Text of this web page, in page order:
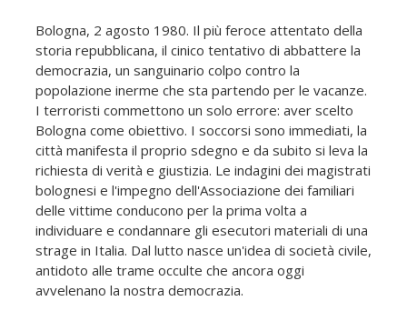
Bologna, 2 agosto 1980. Il più feroce attentato della
storia repubblicana, il cinico tentativo di abbattere la
democrazia, un sanguinario colpo contro la
popolazione inerme che sta partendo per le vacanze.
I terroristi commettono un solo errore: aver scelto
Bologna come obiettivo. I soccorsi sono immediati, la
città manifesta il proprio sdegno e da subito si leva la
richiesta di verità e giustizia. Le indagini dei magistrati
bolognesi e l'impegno dell'Associazione dei familiari
delle vittime conducono per la prima volta a
individuare e condannare gli esecutori materiali di una
strage in Italia. Dal lutto nasce un'idea di società civile,
antidoto alle trame occulte che ancora oggi
avvelenano la nostra democrazia.